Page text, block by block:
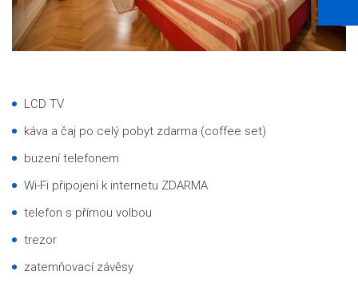
LCD TV
káva a čaj po celý pobyt zdarma (coffee set)
buzení telefonem
Wi-Fi připojení k internetu ZDARMA
telefon s přímou volbou
trezor
zatemňovací závěsy